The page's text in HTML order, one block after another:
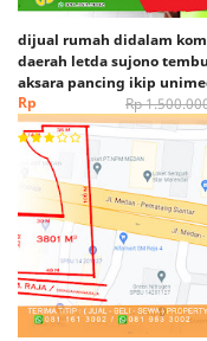
dijual rumah didalam
daerah letda sujono
aksara pancing ikip
Rp
Rp
1.300.000.000,-